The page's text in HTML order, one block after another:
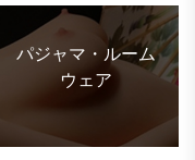
パジャマ・ルーム
ウェア